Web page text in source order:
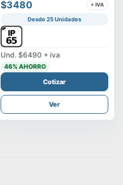
$3480 + IVA
Desde 25 Unidades
Und. $6490 + iva
46% AHORRO
Cotizar
Ver